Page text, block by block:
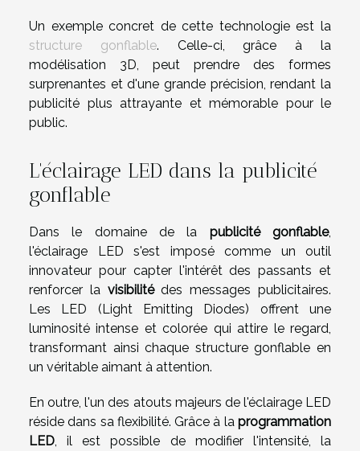
Un exemple concret de cette technologie est la
structure gonflable. Celle-ci, grâce à la
modélisation 3D, peut prendre des formes
surprenantes et d'une grande précision, rendant la
publicité plus attrayante et mémorable pour le
public.
L'éclairage LED dans la publicité
gonflable
Dans le domaine de la publicité gonflable,
l'éclairage LED s'est imposé comme un outil
innovateur pour capter l'intérêt des passants et
renforcer la visibilitédes messages publicitaires.
Les LED (Light Emitting Diodes) offrent une
luminosité intense et colorée qui attire le regard,
transformant ainsi chaque structure gonflable en
un véritable aimant à attention.
En outre, l'un des atouts majeurs de l'éclairage LED
réside dans sa flexibilité. Grâce à la programmation
LED, il est possible de modifier l'intensité, la